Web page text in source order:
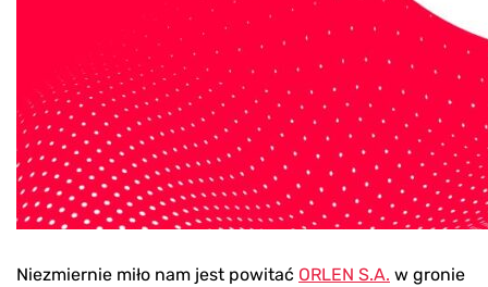
Niezmiernie miło nam jest powitać ORLEN S.A. w gronie